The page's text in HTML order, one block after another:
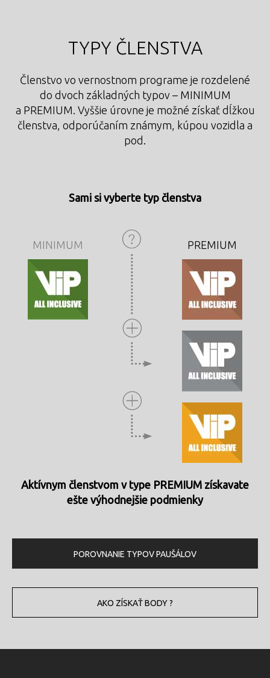
TYPY ČLENSTVA
Členstvo vo vernostnom programe je rozdelené
do dvoch základných typov – MINIMUM
a PREMIUM. Vyššie úrovne je možné získať dĺžkou
členstva, odporúčaním známym, kúpou vozidla a
pod.
Sami si vyberte typ členstva
MINIMUM PREMIUM
Aktívnym členstvom v type PREMIUM získavate
ešte výhodnejšie podmienky
POROVNANIE TYPOV PAUŠÁLOV
AKO ZÍSKAŤ BODY ?